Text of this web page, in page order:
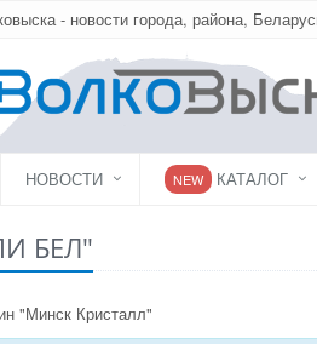
- новости города, района,
НОВОСТИ NEW КАТАЛОГ
БЕЛ"
"Минск Кристалл"